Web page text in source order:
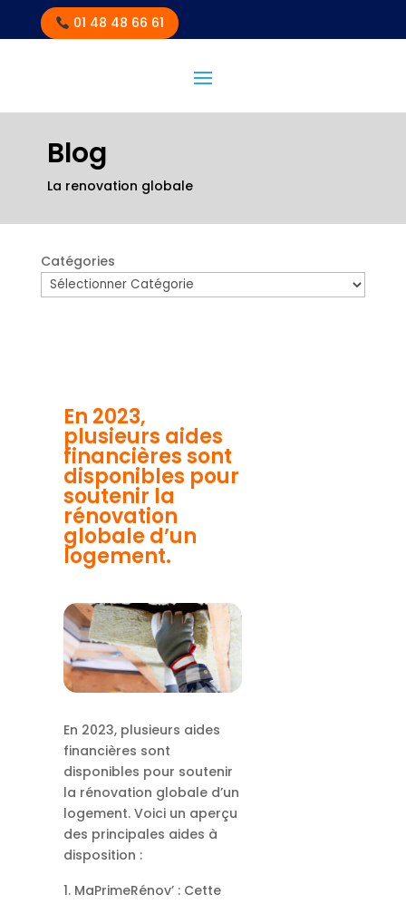
01 48 48 66 61
Blog
La renovation globale
Catégories
En 2023,
plusieurs aides
financières sont
disponibles pour
soutenir la
rénovation
globale d’un
logement.
En 2023, plusieurs aides
financières sont
disponibles pour soutenir
la rénovation globale d’un
logement. Voici un aperçu
des principales aides à
disposition :
MaPrimeRénov’ : Cette